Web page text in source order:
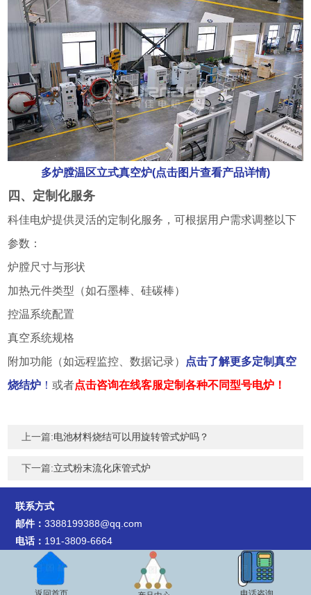
多炉膛温区立式真空炉(点击图片查看产品详情)
四、定制化服务
科佳电炉提供灵活的定制化服务，可根据用户需求调整以下
参数：
炉膛尺寸与形状
加热元件类型（如石墨棒、硅碳棒）
控温系统配置
真空系统规格
附加功能（如远程监控、数据记录）
点击了解更多定制真空
烧结炉 ！或者点击咨询在线客服定制各种不同型号电炉！
上一篇:电池材料烧结可以用旋转管式炉吗？
下一篇:立式粉末流化床管式炉
联系方式
邮件：3388199388@qq.com
电话： 191-3809-6664
地址：河南省郑州市高新技术产业开发区冬青街26号9号楼1505